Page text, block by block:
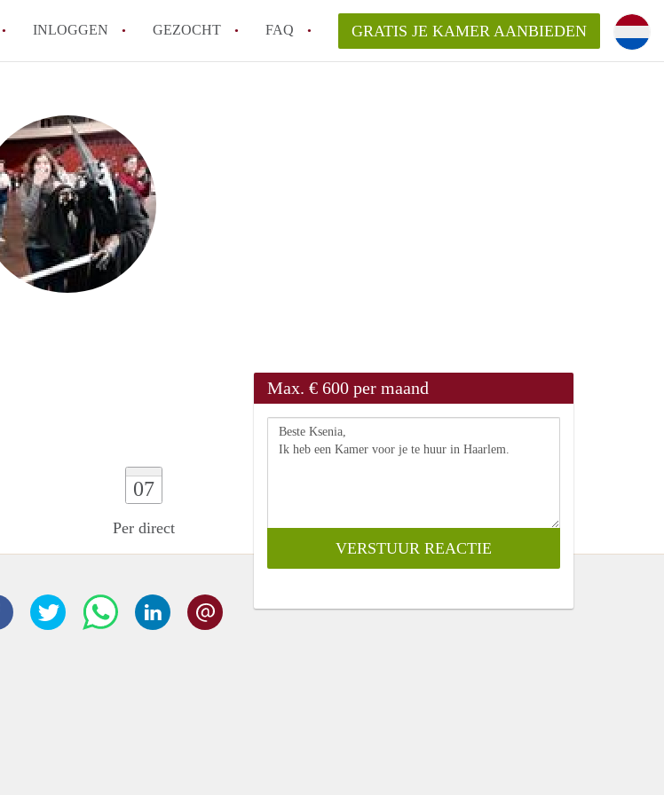
INLOGGEN GEZOCHT FAQ
Wat is de privacyverklaring van KamerHaarlem?
Berekent KamerHaarlem makelaarsvergoeding/bemiddelingsvergoeding?
Is KamerHaarlem verantwoordelijk voor de aangeboden Kamer / Kamers in
Haarlem?
Alle veelgestelde vragen
GRATIS JE KAMER AANBIEDEN
07
Per direct
Max. € 600 per maand